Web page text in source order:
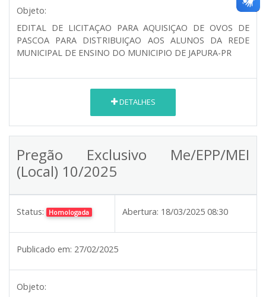
Objeto:
EDITAL DE LICITAÇAO PARA AQUISIÇAO DE OVOS DE
PASCOA PARA DISTRIBUIÇAO AOS ALUNOS DA REDE
MUNICIPAL DE ENSINO DO MUNICIPIO DE JAPURA-PR
DETALHES
Pregão Exclusivo Me/EPP/MEI
(Local) 10/2025
Status: Homologada Abertura: 18/03/2025 08:30
Publicado em: 27/02/2025
Objeto: